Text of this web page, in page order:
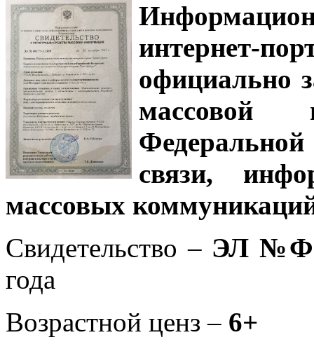
интернет-
официально
связи,
массовых
Свидетельство – ЭЛ
года
Возрастной ценз – 6+